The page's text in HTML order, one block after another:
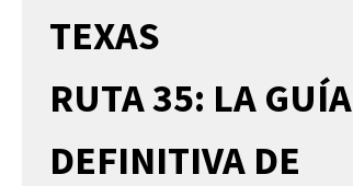
TEXAS
RUTA 35: LA GUÍA
DEFINITIVA DE